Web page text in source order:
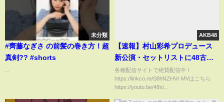
未分類
#齊藤なぎさ の前髪の巻き方！超
真剣?? #shorts
AKB48
【速報】村山彩希プロデュース
新公演・セットリストに48古参
が思うこと【AKB48/ゆいりー公
演】
各種配信サイトで絶賛配信中！
https://linkco.re/S8hNZHVr MVはこちら
https://youtu.be/48xi...